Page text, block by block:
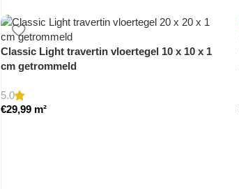
Classic Light travertin vloertegel 10 x 10 x 1
cm getrommeld
5.0
€29,99 m²